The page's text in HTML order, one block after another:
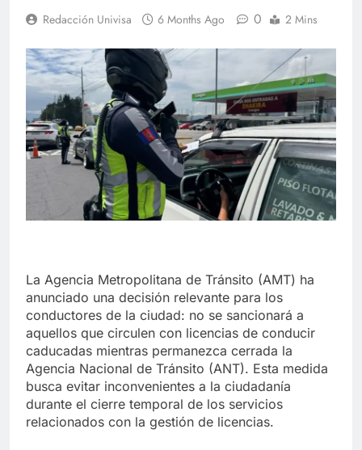
Redacción Univisa 6 Months Ago 0 2 Mins
La Agencia Metropolitana de Tránsito (AMT) ha
anunciado una decisión relevante para los
conductores de la ciudad: no se sancionará a
aquellos que circulen con licencias de conducir
caducadas mientras permanezca cerrada la
Agencia Nacional de Tránsito (ANT). Esta medida
busca evitar inconvenientes a la ciudadanía
durante el cierre temporal de los servicios
relacionados con la gestión de licencias.